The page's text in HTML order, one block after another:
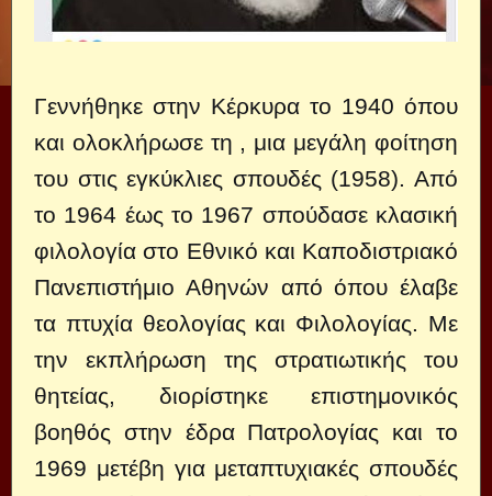
Γεννήθηκε στην Κέρκυρα το 1940 όπου
και ολοκλήρωσε τη , μια μεγάλη φοίτηση
του στις εγκύκλιες σπουδές (1958). Από
το 1964 έως το 1967 σπούδασε κλασική
φιλολογία στο Εθνικό και Καποδιστριακό
Πανεπιστήμιο Αθηνών από όπου έλαβε
τα πτυχία θεολογίας και Φιλολογίας. Με
την εκπλήρωση της στρατιωτικής του
θητείας, διορίστηκε επιστημονικός
βοηθός στην έδρα Πατρολογίας και το
1969 μετέβη για μεταπτυχιακές σπουδές